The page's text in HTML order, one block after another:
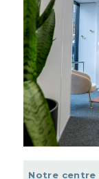
Notre centre